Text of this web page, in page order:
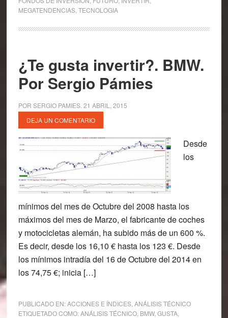
MEGATENDENCIAS, TECNOLOGIA
¿Te gusta invertir?. BMW.
Por Sergio Pámies
POR SERGIO PAMIES. 21 ABRIL, 2015
DEJA UN COMENTARIO
Desde
los
mínimos del mes de Octubre del 2008 hasta los
máximos del mes de Marzo, el fabricante de coches
y motocicletas alemán, ha subido más de un 600 %.
Es decir, desde los 16,10 € hasta los 123 €. Desde
los mínimos intradía del 16 de Octubre del 2014 en
los 74,75 €; inicia […]
PUBLICADO EN:ACCIONES E ÍNDICES, ANÁLISIS TÉCNICO
ETIQUETADO COMO:ANÁLISIS TÉCNICO, BMW, GUSTA,